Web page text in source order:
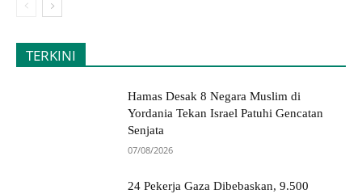
TERKINI
Hamas Desak 8 Negara Muslim di
Yordania Tekan Israel Patuhi Gencatan
Senjata
07/08/2026
24 Pekerja Gaza Dibebaskan, 9.500